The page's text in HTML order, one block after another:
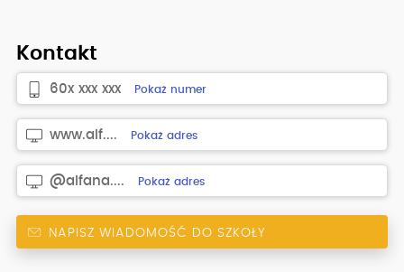
Kontakt
60x xxx xxx Pokaż numer
www.alf.... Pokaż adres
@alfana.... Pokaż adres
NAPISZ WIADOMOŚĆ DO SZKOŁY